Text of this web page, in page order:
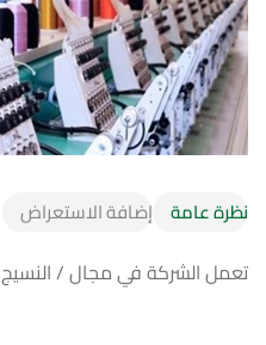
نظرة عامة إضافة الاستعراض
تعمل الشركة في مجال / النسيج